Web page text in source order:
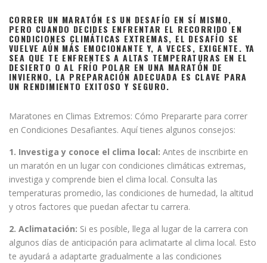
CORRER UN MARATÓN ES UN DESAFÍO EN SÍ MISMO,
PERO CUANDO DECIDES ENFRENTAR EL RECORRIDO EN
CONDICIONES CLIMÁTICAS EXTREMAS, EL DESAFÍO SE
VUELVE AÚN MÁS EMOCIONANTE Y, A VECES, EXIGENTE. YA
SEA QUE TE ENFRENTES A ALTAS TEMPERATURAS EN EL
DESIERTO O AL FRÍO POLAR EN UNA MARATÓN DE
INVIERNO, LA PREPARACIÓN ADECUADA ES CLAVE PARA
UN RENDIMIENTO EXITOSO Y SEGURO.
Maratones en Climas Extremos: Cómo Prepararte para correr
en Condiciones Desafiantes. Aquí tienes algunos consejos:
1. Investiga y conoce el clima local: Antes de inscribirte en
un maratón en un lugar con condiciones climáticas extremas,
investiga y comprende bien el clima local. Consulta las
temperaturas promedio, las condiciones de humedad, la altitud
y otros factores que puedan afectar tu carrera.
2. Aclimatación: Si es posible, llega al lugar de la carrera con
algunos días de anticipación para aclimatarte al clima local. Esto
te ayudará a adaptarte gradualmente a las condiciones